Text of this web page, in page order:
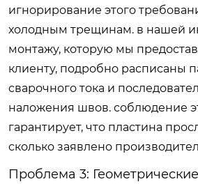
игнорирование этого
холодным трещинам. в нашей
монтажу, которую мы
клиенту, подробно расписаны
сварочного тока и
наложения швов. соблюдение
гарантирует, что пластина
сколько заявлено
Проблема 3: